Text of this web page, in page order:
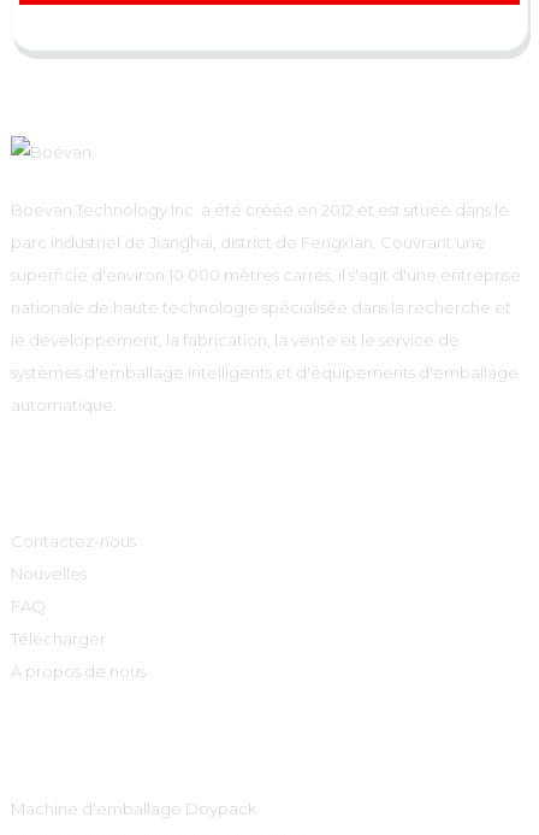
Boevan Technology Inc. a été créée en 2012 et est située dans le
parc industriel de Jianghai, district de Fengxian. Couvrant une
superficie d'environ 10 000 mètres carrés, il s'agit d'une entreprise
nationale de haute technologie spécialisée dans la recherche et
le développement, la fabrication, la vente et le service de
systèmes d'emballage intelligents et d'équipements d'emballage
automatique.
Contactez-nous
Nouvelles
FAQ
Télécharger
À propos de nous
Machine d'emballage Doypack